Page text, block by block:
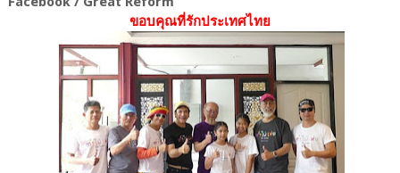
ขอบคุณที่รักประเทศไทย